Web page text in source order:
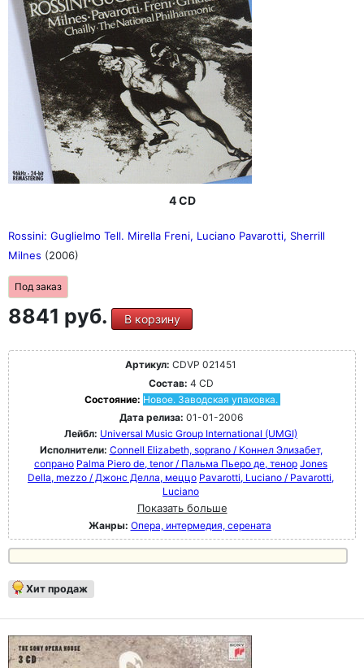
4 CD
Rossini: Guglielmo Tell. Mirella Freni, Luciano Pavarotti, Sherrill
Milnes (2006)
Под заказ
8841 руб. В корзину
Артикул: CDVP 021451
Состав: 4 CD
Состояние: Новое. Заводская упаковка.
Дата релиза: 01-01-2006
Лейбл: Universal Music Group International (UMGI)
Исполнители: Connell Elizabeth, soprano / Коннел Элизабет,
сопрано Palma Piero de, tenor / Пальма Пьеро де, тенор Jones
Della, mezzo / Джонс Делла, меццо Pavarotti, Luciano / Pavarotti,
Luciano
Показать больше
Жанры: Опера, интермедия, серената
Хит продаж